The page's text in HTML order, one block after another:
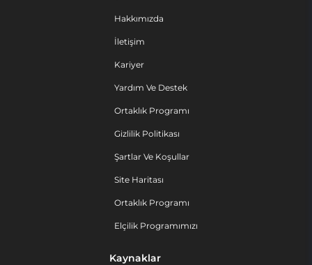
Hakkımızda
İletişim
Kariyer
Yardım Ve Destek
Ortaklık Programı
Gizlilik Politikası
Şartlar Ve Koşullar
Site Haritası
Ortaklık Programı
Elçilik Programımızı
Kaynaklar